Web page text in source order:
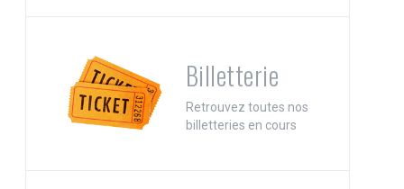
Billetterie
Retrouvez toutes nos
billetteries en cours